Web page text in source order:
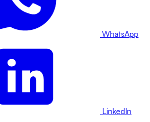
WhatsApp
LinkedIn